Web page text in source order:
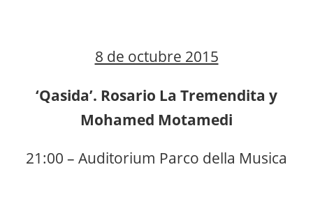
8 de octubre 2015
‘Qasida’. Rosario La Tremendita y
Mohamed Motamedi
21:00 – Auditorium Parco della Musica